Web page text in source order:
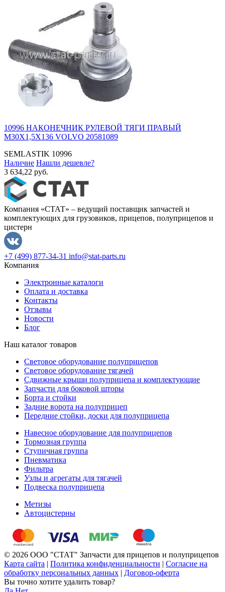
10996 НАКОНЕЧНИК РУЛЕВОЙ ТЯГИ ПРАВЫЙ
M30X1,5X136 VOLVO 20581089
SEMLASTIK 10996
Наличие Нашли дешевле?
3 634,22 руб.
Компания «СТАТ» – ведущий поставщик запчастей и
комплектующих для грузовиков, прицепов, полуприцепов и
цистерн
+7 (499) 877-34-31 info@stat-parts.ru
Компания
Электронные каталоги
Оплата и доставка
Контакты
Отзывы
Новости
Блог
Наш каталог товаров
Световое оборудование полуприцепов
Световое оборудование тягачей
Сдвижные крыши полуприцепа и комплектующие
Запчасти для боковой шторы
Борта и стойки
Задние ворота на полуприцеп
Передние стойки, доски для полуприцепа
Навесное оборудование для полуприцепов
Тормозная группа
Ступичная группа
Пневматика
Фильтра
Узлы и агрегаты для тягачей
Подвеска полуприцепа
Метизы
Автоцистерны
© 2026 ООО "СТАТ" Запчасти для прицепов и полуприцепов
Карта сайта | Политика конфиденциальности | Согласие на
обработку персональных данных | Договор-оферта
Вы точно хотите удалить товар?